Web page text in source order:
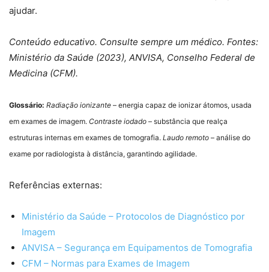
ajudar.
Conteúdo educativo. Consulte sempre um médico. Fontes:
Ministério da Saúde (2023), ANVISA, Conselho Federal de
Medicina (CFM).
Glossário: Radiação ionizante – energia capaz de ionizar átomos, usada
em exames de imagem. Contraste iodado – substância que realça
estruturas internas em exames de tomografia. Laudo remoto – análise do
exame por radiologista à distância, garantindo agilidade.
Referências externas:
Ministério da Saúde – Protocolos de Diagnóstico por
Imagem
ANVISA – Segurança em Equipamentos de Tomografia
CFM – Normas para Exames de Imagem